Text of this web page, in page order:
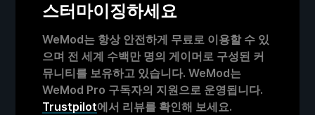
스터마이징하세요
WeMod는 항상 안전하게 무료로 이용할 수 있
으며 전 세계 수백만 명의 게이머로 구성된 커
뮤니티를 보유하고 있습니다. WeMod는
WeMod Pro 구독자의 지원으로 운영됩니다.
Trustpilot에서 리뷰를 확인해 보세요.